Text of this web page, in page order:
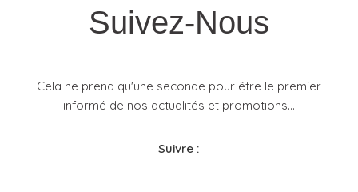
Suivez-Nous
Cela ne prend qu'une seconde pour être le premier
informé de nos actualités et promotions...​
Suivre :